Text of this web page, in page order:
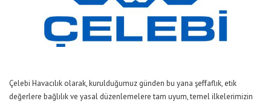
Çelebi Havacılık olarak, kurulduğumuz günden bu yana şeffaflık, etik
değerlere bağlılık ve yasal düzenlemelere tam uyum, temel ilkelerimizin